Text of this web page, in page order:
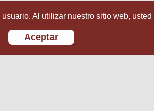
Al utilizar nuestro sitio web,
Aceptar